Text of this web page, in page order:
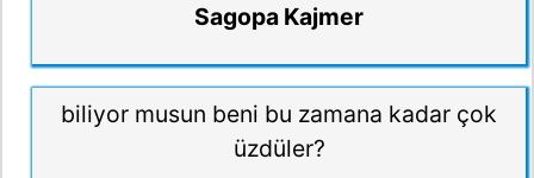
Sagopa Kajmer
biliyor musun beni bu zamana kadar çok
üzdüler?